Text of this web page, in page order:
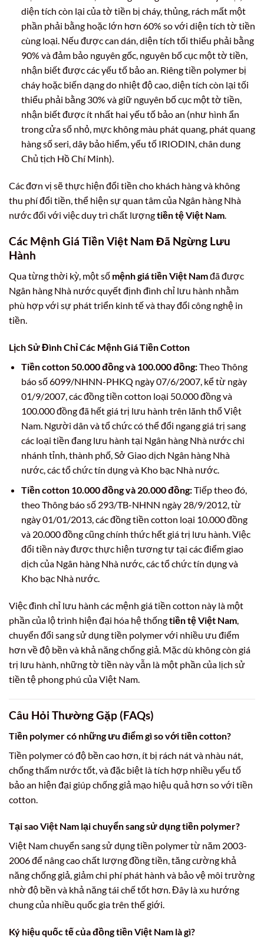
diện tích còn lại của tờ tiền bị cháy, thủng, rách mất một
phần phải bằng hoặc lớn hơn 60% so với diện tích tờ tiền
cùng loại. Nếu được can dán, diện tích tối thiểu phải bằng
90% và đảm bảo nguyên gốc, nguyên bố cục một tờ tiền,
nhận biết được các yếu tố bảo an. Riêng tiền polymer bị
cháy hoặc biến dạng do nhiệt độ cao, diện tích còn lại tối
thiểu phải bằng 30% và giữ nguyên bố cục một tờ tiền,
nhận biết được ít nhất hai yếu tố bảo an (như hình ẩn
trong cửa sổ nhỏ, mực không màu phát quang, phát quang
hàng số seri, dây bảo hiểm, yếu tố IRIODIN, chân dung
Chủ tịch Hồ Chí Minh).
Các đơn vị sẽ thực hiện đổi tiền cho khách hàng và không
thu phí đổi tiền, thể hiện sự quan tâm của Ngân hàng Nhà
nước đối với việc duy trì chất lượngtiền tệ Việt Nam
Các Mệnh Giá Tiền Việt Nam Đã Ngừng Lưu
Hành
Qua từng thời kỳ, một số mệnh giá tiền Việt Namđã được
Ngân hàng Nhà nước quyết định đình chỉ lưu hành nhằm
phù hợp với sự phát triển kinh tế và thay đổi công nghệ in
tiền.
Lịch Sử Đình Chỉ Các Mệnh Giá Tiền Cotton
Tiền cotton 50.000 đồng và 100.000 đồng:Theo Thông
báo số 6099/NHNN-PHKQ ngày 07/6/2007, kể từ ngày
01/9/2007, các đồng tiền cotton loại 50.000 đồng và
100.000 đồng đã hết giá trị lưu hành trên lãnh thổ Việt
Nam. Người dân và tổ chức có thể đổi ngang giá trị sang
các loại tiền đang lưu hành tại Ngân hàng Nhà nước chi
nhánh tỉnh, thành phố, Sở Giao dịch Ngân hàng Nhà
nước, các tổ chức tín dụng và Kho bạc Nhà nước.
Tiền cotton 10.000 đồng và 20.000 đồng:Tiếp theo đó,
theo Thông báo số 293/TB-NHNN ngày 28/9/2012, từ
ngày 01/01/2013, các đồng tiền cotton loại 10.000 đồng
và 20.000 đồng cũng chính thức hết giá trị lưu hành. Việc
đổi tiền này được thực hiện tương tự tại các điểm giao
dịch của Ngân hàng Nhà nước, các tổ chức tín dụng và
Kho bạc Nhà nước.
Việc đình chỉ lưu hành các mệnh giá tiền cotton này là một
phần của lộ trình hiện đại hóa hệ thốngtiền tệ Việt Nam,
chuyển đổi sang sử dụng tiền polymer với nhiều ưu điểm
hơn về độ bền và khả năng chống giả. Mặc dù không còn giá
trị lưu hành, những tờ tiền này vẫn là một phần của lịch sử
tiền tệ phong phú của Việt Nam.
Câu Hỏi Thường Gặp (FAQs)
Tiền polymer có những ưu điểm gì so với tiền cotton?
Tiền polymer có độ bền cao hơn, ít bị rách nát và nhàu nát,
chống thấm nước tốt, và đặc biệt là tích hợp nhiều yếu tố
bảo an hiện đại giúp chống giả mạo hiệu quả hơn so với tiền
cotton.
Tại sao Việt Nam lại chuyển sang sử dụng tiền polymer?
Việt Nam chuyển sang sử dụng tiền polymer từ năm 2003-
2006 để nâng cao chất lượng đồng tiền, tăng cường khả
năng chống giả, giảm chi phí phát hành và bảo vệ môi trường
nhờ độ bền và khả năng tái chế tốt hơn. Đây là xu hướng
chung của nhiều quốc gia trên thế giới.
Ký hiệu quốc tế của đồng tiền Việt Nam là gì?